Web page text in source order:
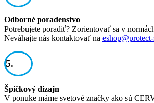
Odborné poradenstvo
Potrebujete poradiť? Zorientovať sa v
Neváhajte nás kontaktovať na
5.
Špičkový dizajn
V ponuke máme svetové značky ako sú